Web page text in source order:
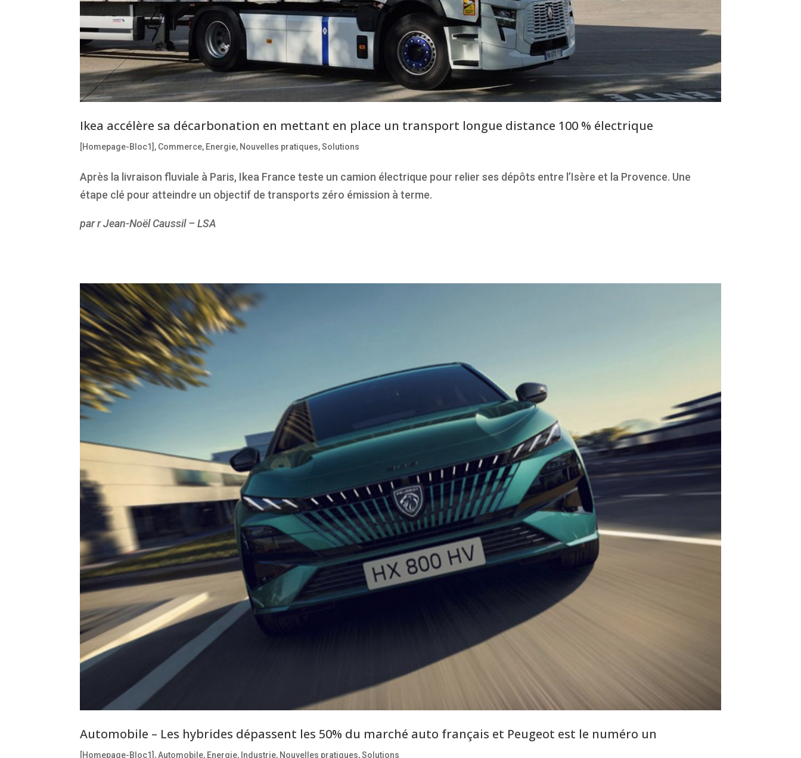
Ikea accélère sa décarbonation en mettant en place un transport longue distance 100 % électrique
[Homepage-Bloc1] , Commerce, Energie, Nouvelles pratiques,Solutions
Après la livraison fluviale à Paris, Ikea France teste un camion électrique pour relier ses dépôts entre l’Isère et la Provence. Une
étape clé pour atteindre un objectif de transports zéro émission à terme.
par r Jean-Noël Caussil – LSA
Automobile – Les hybrides dépassent les 50% du marché auto français et Peugeot est le numéro un
[Homepage-Bloc1] ,Automobile, Energie, Industrie, Nouvelles pratiques,Solutions